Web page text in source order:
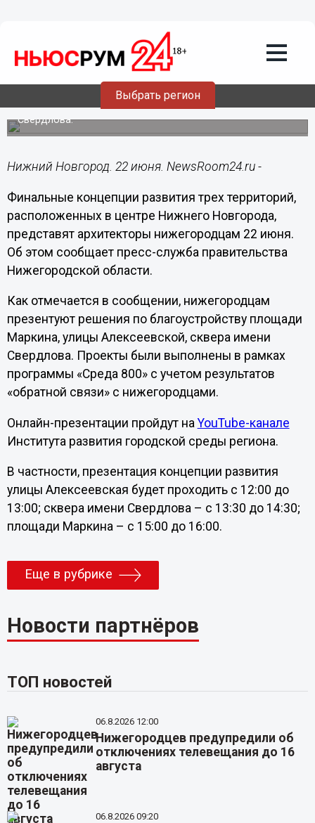
Выбрать регион
Концепцию благоустройства площади
Маркина представят 22 июня
Кроме того, состоятся презентации финальных решений
по благоустройству улицы Алексеевской и сквера имени
Свердлова.
Нижний Новгород. 22 июня. NewsRoom24.ru -
Финальные концепции развития трех территорий,
расположенных в центре Нижнего Новгорода,
представят архитекторы нижегородцам 22 июня.
Об этом сообщает пресс-служба правительства
Нижегородской области.
Как отмечается в сообщении, нижегородцам
презентуют решения по благоустройству площади
Маркина, улицы Алексеевской, сквера имени
Свердлова. Проекты были выполнены в рамках
программы «Среда 800» с учетом результатов
«обратной связи» с нижегородцами.
Онлайн-презентации пройдут наYouTube-канале
Института развития городской среды региона.
В частности, презентация концепции развития
улицы Алексеевская будет проходить с 12:00 до
13:00; сквера имени Свердлова – с 13:30 до 14:30;
площади Маркина – с 15:00 до 16:00.
Еще в рубрике
Новости партнёров
ТОП новостей
06.8.2026 12:00
Нижегородцев предупредили об
отключениях телевещания до 16
августа
06.8.2026 09:20